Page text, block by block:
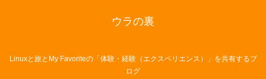
ウラの裏
Linuxと旅とMy Favoriteの「体験・経験（エクスペリエンス）」を共有するブ
ログ